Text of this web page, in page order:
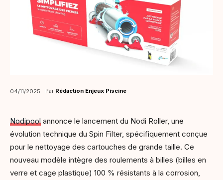
04/11/2025 Par Rédaction Enjeux Piscine
Nodipool annonce le lancement du Nodi Roller, une
évolution technique du Spin Filter, spécifiquement conçue
pour le nettoyage des cartouches de grande taille. Ce
nouveau modèle intègre des roulements à billes (billes en
verre et cage plastique) 100 % résistants à la corrosion,